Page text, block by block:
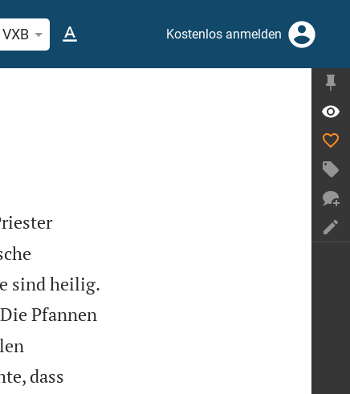
oder Begriff suchen
VXB Kostenlos anmelden
sind heilig.
Die Pfannen
dass